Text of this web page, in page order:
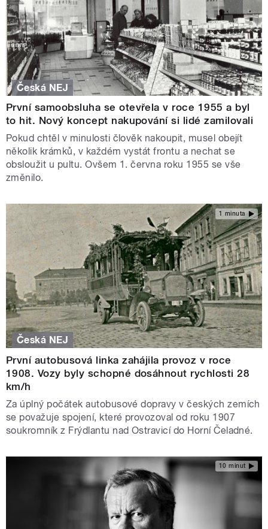
Česká NEJ
První samoobsluha se otevřela v roce 1955 a byl
to hit. Nový koncept nakupování si lidé zamilovali
Pokud chtěl v minulosti člověk nakoupit, musel obejít
několik krámků, v každém vystát frontu a nechat se
obsloužit u pultu. Ovšem 1. června roku 1955 se vše
změnilo.
1 minuta
Česká NEJ
První autobusová linka zahájila provoz v roce
1908. Vozy byly schopné dosáhnout rychlosti 28
km/h
Za úplný počátek autobusové dopravy v českých zemích
se považuje spojení, které provozoval od roku 1907
soukromník z Frýdlantu nad Ostravicí do Horní Čeladné.
10 minut